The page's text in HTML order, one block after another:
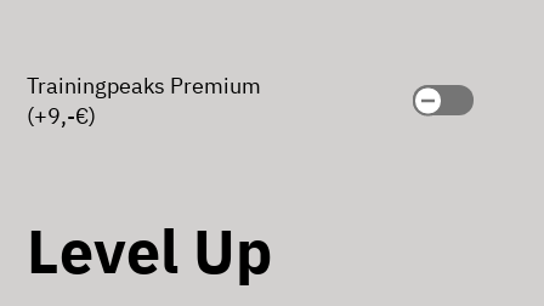
Trainingpeaks Premium
(+9,-€)
Level Up